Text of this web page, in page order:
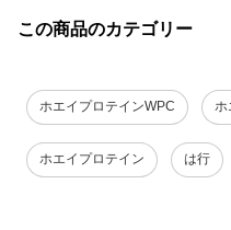
この商品のカテゴリー
ホエイプロテインWPC ホ
ホエイプロテイン は行